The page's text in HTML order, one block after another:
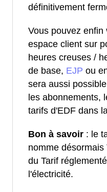
définitivement
Vous pouvez
espace client sur
heures creuses /
de base, EJP ou
sera aussi
les abonnements,
tarifs d'EDF dans
Bon à savoir : le
nomme désormais
du Tarif
l'électricité.